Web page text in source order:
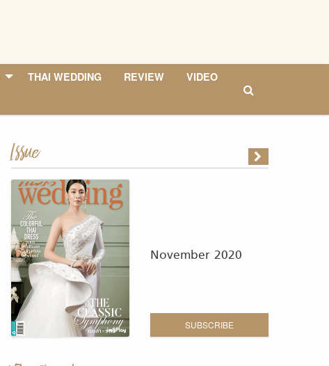
THAI WEDDING REVIEW
VIDEO
Issue
November 2020
SUBSCRIBE